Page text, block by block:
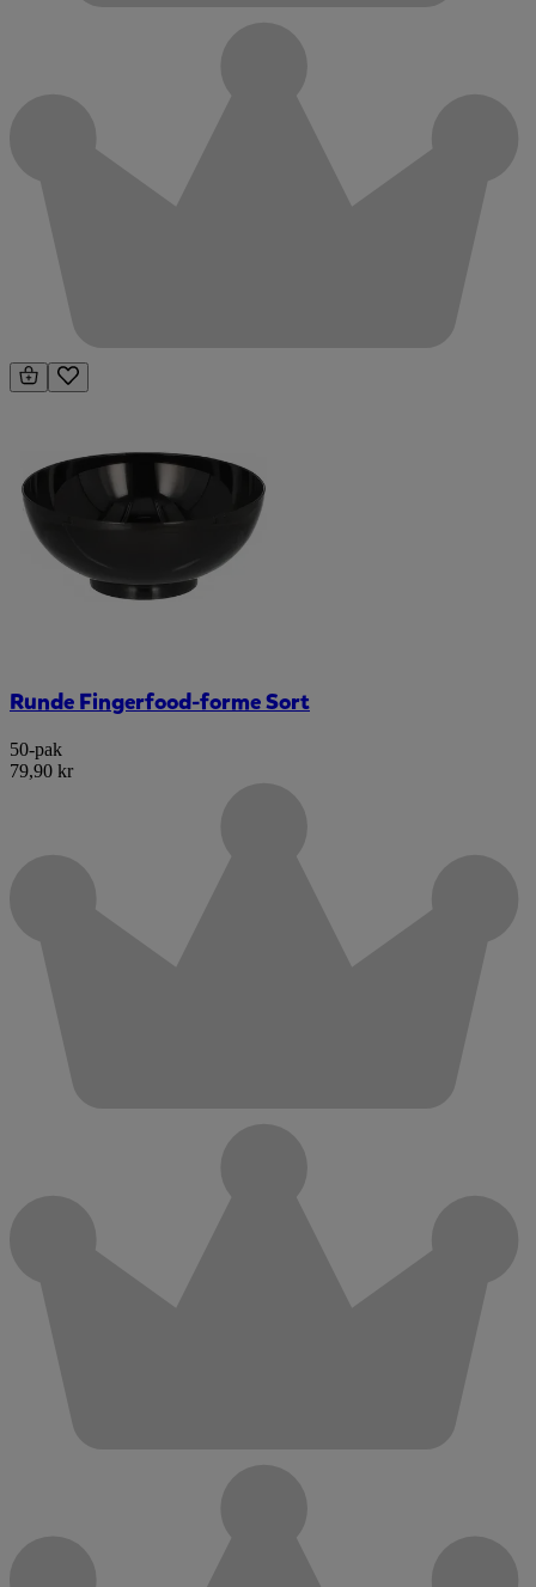
Runde Fingerfood-forme Sort
50-pak
79,90 kr